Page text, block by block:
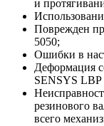
и
Поврежден
5050;
Ошибки в
Деформация
SENSYS LBP
резинового
всего